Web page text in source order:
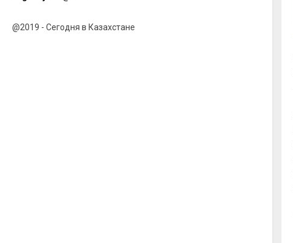
@2019 - Сегодня в Казахстане